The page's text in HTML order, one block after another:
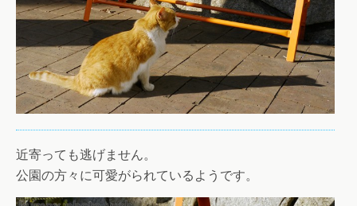
近寄っても逃げません。
公園の方々に可愛がられているようです。